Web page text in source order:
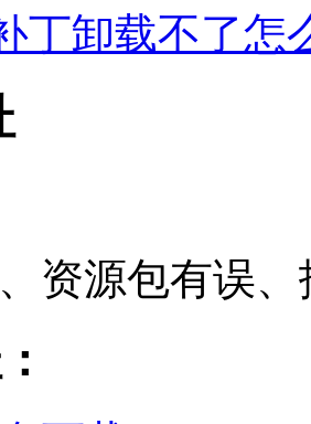
丁卸载不了怎
资源包有误